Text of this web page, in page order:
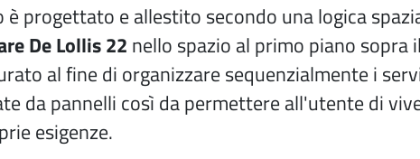
è progettato e allestito secondo una logica
De Lollis 22 nello spazio al primo piano sopra
al fine di organizzare sequenzialmente i
da pannelli così da permettere all'utente di
esigenze.